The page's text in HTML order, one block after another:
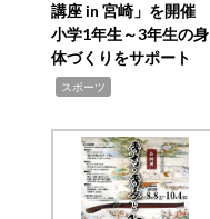
講座 in 宮崎」を開催
小学1年生～3年生の身
体づくりをサポート
スポーツ